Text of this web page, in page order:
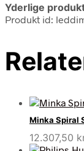
Yderlige
Produkt id:
Minka Spiral
12.307,50